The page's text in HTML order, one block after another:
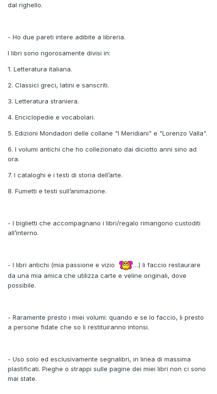
dal righello.
- Ho due pareti intere adibite a libreria.
I libri sono rigorosamente divisi in:
1. Letteratura italiana.
2. Classici greci, latini e sanscriti.
3. Letteratura straniera.
4. Enciclopedie e vocabolari.
5. Edizioni Mondadori delle collane "I Meridiani" e "Lorenzo Valla".
6. I volumi antichi che ho collezionato dai diciotto anni sino ad
ora.
7. I cataloghi e i testi di storia dell’arte.
8. Fumetti e testi sull’animazione.
- I biglietti che accompagnano i libri/regalo rimangono custoditi
all’interno.
- I libri antichi (mia passione e vizio
…) li faccio restaurare
da una mia amica che utilizza carte e veline originali, dove
possibile.
- Raramente presto i miei volumi: quando e se lo faccio, li presto
a persone fidate che so li restituiranno intonsi.
- Uso solo ed esclusivamente segnalibri, in linea di massima
plastificati. Pieghe o strappi sulle pagine dei miei libri non ci sono
mai state.